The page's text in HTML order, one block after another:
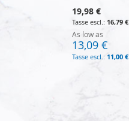
19,98 €
16,79 €
As low as
13,09 €
11,00 €